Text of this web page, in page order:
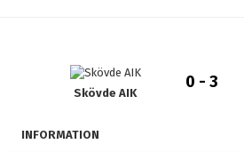
BILDGALLERI
DOKUMENT
Skövde AIK
0 - 3
INFORMATION